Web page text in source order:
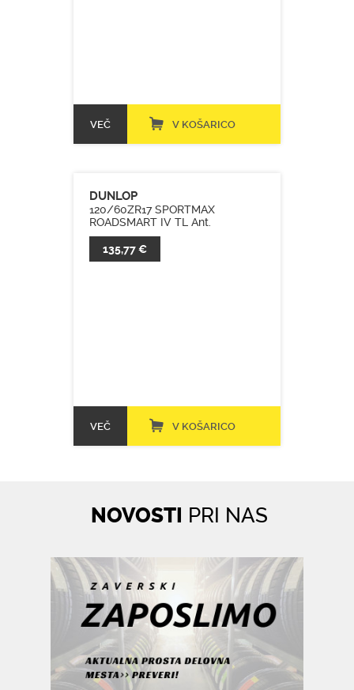
VEČ V KOŠARICO
DUNLOP
120/60ZR17 SPORTMAX
ROADSMART IV TL Ant.
135,77 €
VEČ V KOŠARICO
NOVOSTI PRI NAS